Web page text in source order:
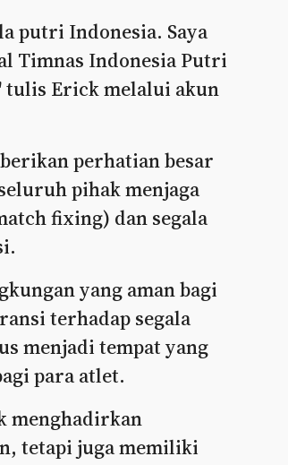
putri Indonesia. Saya
Timnas Indonesia Putri
tulis Erick melalui akun
perhatian besar
pihak menjaga
fixing) dan segala
yang aman bagi
terhadap segala
menjadi tempat yang
para atlet.
menghadirkan
tetapi juga memiliki